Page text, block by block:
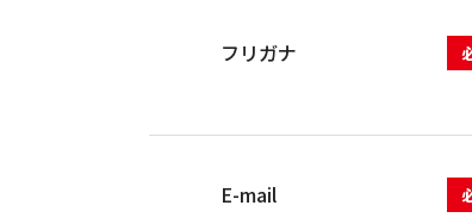
フリガナ
E-mail